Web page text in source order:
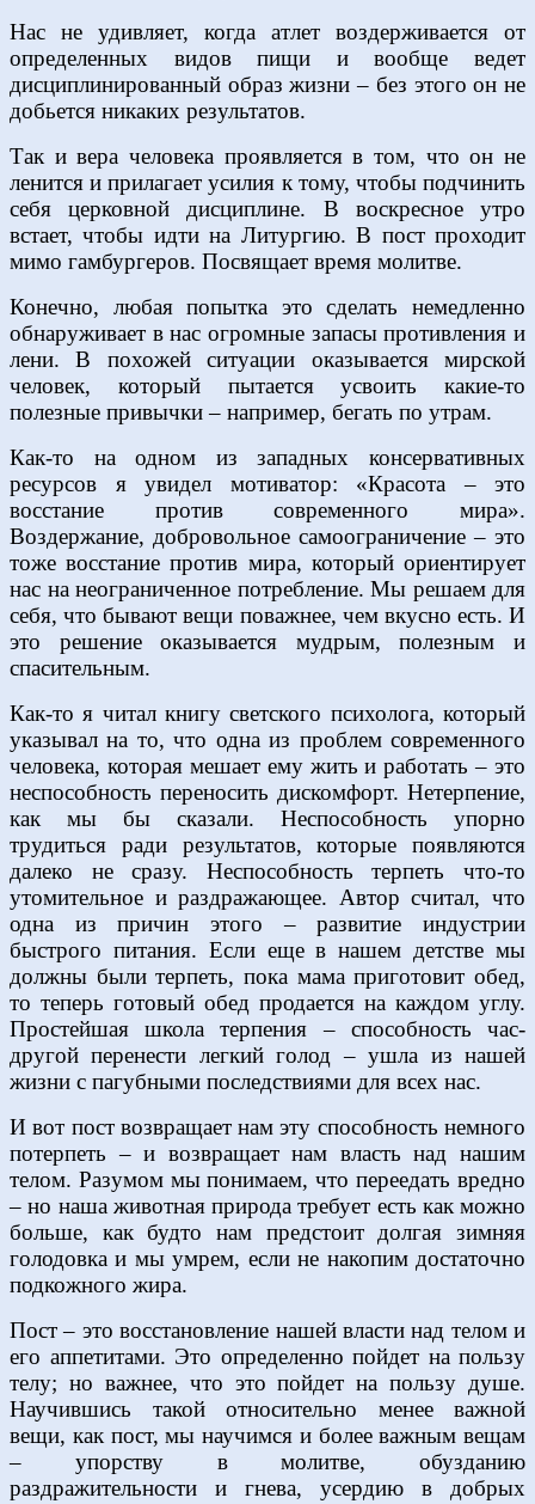
Нас не удивляет, когда атлет воздерживается от
определенных видов пищи и вообще ведет
дисциплинированный образ жизни – без этого он не
добьется никаких результатов.
Так и вера человека проявляется в том, что он не
ленится и прилагает усилия к тому, чтобы подчинить
себя церковной дисциплине. В воскресное утро
встает, чтобы идти на Литургию. В пост проходит
мимо гамбургеров. Посвящает время молитве.
Конечно, любая попытка это сделать немедленно
обнаруживает в нас огромные запасы противления и
лени. В похожей ситуации оказывается мирской
человек, который пытается усвоить какие-то
полезные привычки – например, бегать по утрам.
Как-то на одном из западных консервативных
ресурсов я увидел мотиватор: «Красота – это
восстание против современного мира».
Воздержание, добровольное самоограничение – это
тоже восстание против мира, который ориентирует
нас на неограниченное потребление. Мы решаем для
себя, что бывают вещи поважнее, чем вкусно есть. И
это решение оказывается мудрым, полезным и
спасительным.
Как-то я читал книгу светского психолога, который
указывал на то, что одна из проблем современного
человека, которая мешает ему жить и работать – это
неспособность переносить дискомфорт. Нетерпение,
как мы бы сказали. Неспособность упорно
трудиться ради результатов, которые появляются
далеко не сразу. Неспособность терпеть что-то
утомительное и раздражающее. Автор считал, что
одна из причин этого – развитие индустрии
быстрого питания. Если еще в нашем детстве мы
должны были терпеть, пока мама приготовит обед,
то теперь готовый обед продается на каждом углу.
Простейшая школа терпения – способность час-
другой перенести легкий голод – ушла из нашей
жизни с пагубными последствиями для всех нас.
И вот пост возвращает нам эту способность немного
потерпеть – и возвращает нам власть над нашим
телом. Разумом мы понимаем, что переедать вредно
– но наша животная природа требует есть как можно
больше, как будто нам предстоит долгая зимняя
голодовка и мы умрем, если не накопим достаточно
подкожного жира.
Пост – это восстановление нашей власти над телом и
его аппетитами. Это определенно пойдет на пользу
телу; но важнее, что это пойдет на пользу душе.
Научившись такой относительно менее важной
вещи, как пост, мы научимся и более важным вещам
– упорству в молитве, обузданию
раздражительности и гнева, усердию в добрых